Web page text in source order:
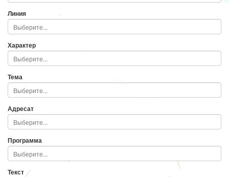
Линия
Характер
Тема
Адресат
Программа
Текст